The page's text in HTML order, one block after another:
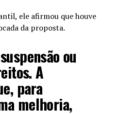
ele afirmou que houve
da proposta.
ou
A
para
melhoria,